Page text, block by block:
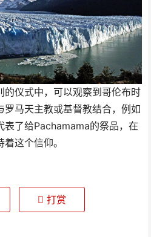
的仪式中，可以观察到哥伦布时
马天主教或基督教结合，例如
表了给Pachamama的祭品，在
这个信仰。
打赏